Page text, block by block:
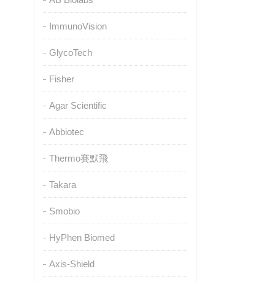
ImmunoVision
GlycoTech
Fisher
Agar Scientific
Abbiotec
Thermo賽默飛
Takara
Smobio
HyPhen Biomed
Axis-Shield